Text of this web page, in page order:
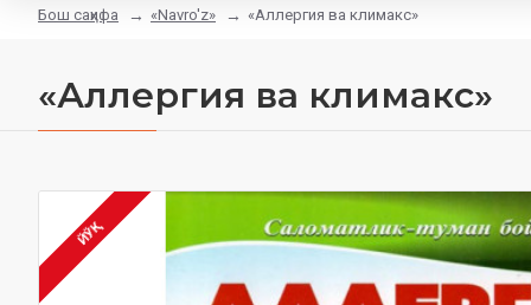
Бош саҳифа «Navro'z» «Аллергия ва климакс»
«Аллергия ва климакс»
ЙЎҚ